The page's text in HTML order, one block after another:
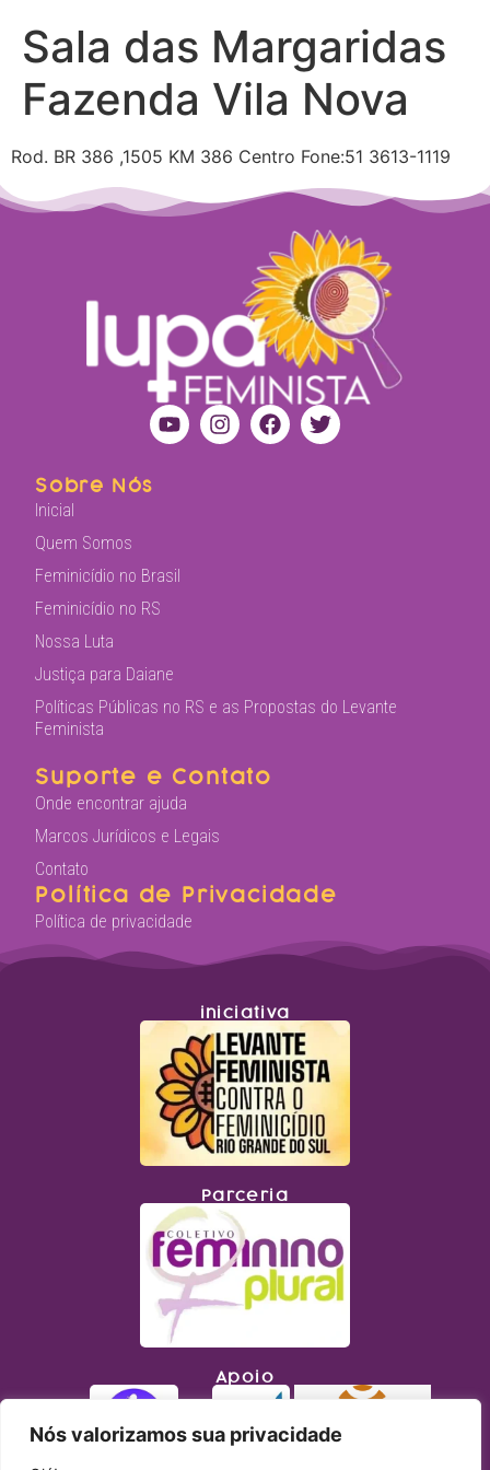
Nós valorizamos sua privacidade
Sala das Margaridas
Fazenda Vila Nova
Rod. BR 386 ,1505 KM 386 Centro Fone:51 3613-1119
Sobre Nós
Inicial
Quem Somos
Feminicídio no Brasil
Feminicídio no RS
Nossa Luta
Justiça para Daiane
Políticas Públicas no RS e as Propostas do Levante
Feminista
Suporte e Contato
Onde encontrar ajuda
Marcos Jurídicos e Legais
Contato
Política de Privacidade
Política de privacidade
iniciativa
Parceria
Apoio